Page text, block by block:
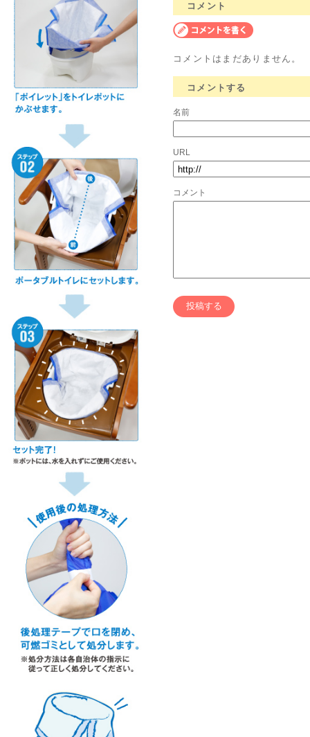
コメント
コメントはまだありません。
コメントする
名前
URL
コメント